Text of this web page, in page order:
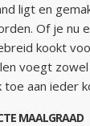
ligt en
Of je nu
kookt
voegt
toe aan ieder
MAALGRAAD